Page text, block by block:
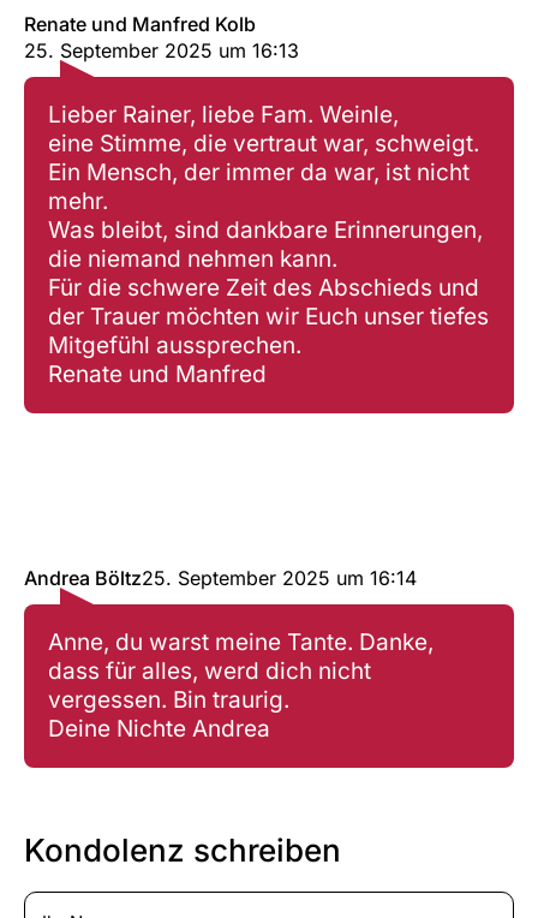
Renate und Manfred Kolb
25. September 2025 um 16:13
Lieber Rainer, liebe Fam. Weinle,
eine Stimme, die vertraut war, schweigt.
Ein Mensch, der immer da war, ist nicht
mehr.
Was bleibt, sind dankbare Erinnerungen,
die niemand nehmen kann.
Für die schwere Zeit des Abschieds und
der Trauer möchten wir Euch unser tiefes
Mitgefühl aussprechen.
Renate und Manfred
Andrea Böltz25. September 2025 um 16:14
Anne, du warst meine Tante. Danke,
dass für alles, werd dich nicht
vergessen. Bin traurig.
Deine Nichte Andrea
Kondolenz schreiben